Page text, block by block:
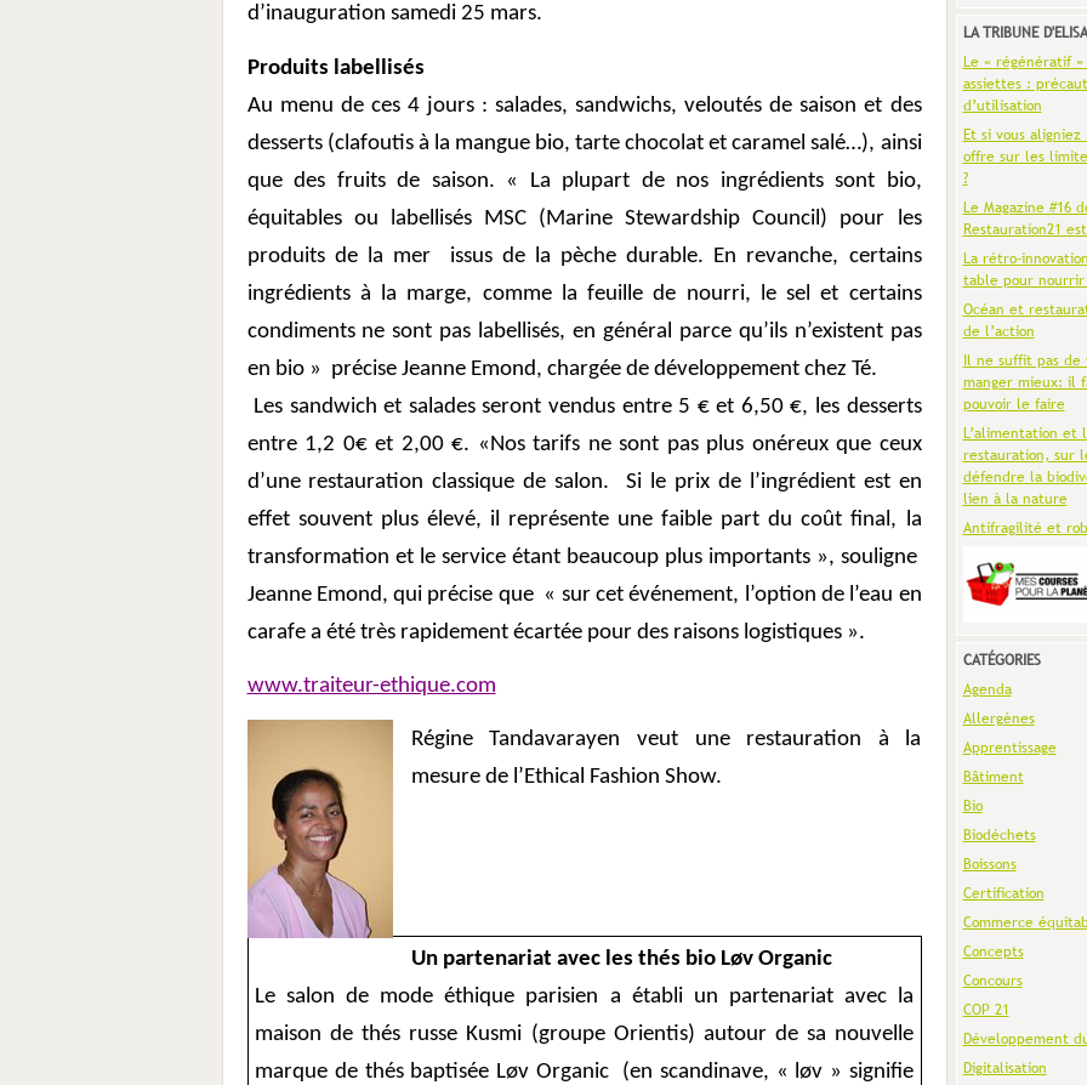
d’inauguration samedi 25 mars.
Produits labellisés
Au menu de ces 4 jours : salades, sandwichs, veloutés de saison et des
desserts (clafoutis à la mangue bio, tarte chocolat et caramel salé…), ainsi
que des fruits de saison. « La plupart de nos ingrédients sont bio,
équitables ou labellisés MSC (Marine Stewardship Council) pour les
produits de la mer
issus de la pèche durable. En revanche, certains
ingrédients à la marge, comme la feuille de nourri, le sel et certains
condiments ne sont pas labellisés, en général parce qu’ils n’existent pas
en bio » précise Jeanne Emond, chargée de développement chez Té.
Les sandwich et salades seront vendus entre 5 € et 6,50 €, les desserts
entre 1,2 0€ et 2,00 €. «Nos tarifs ne sont pas plus onéreux que ceux
d’une restauration classique de salon.
Si le prix de l’ingrédient est en
effet souvent plus élevé, il représente une faible part du coût final, la
transformation et le service étant beaucoup plus importants », souligne
Jeanne Emond, qui précise que « sur cet événement, l’option de l’eau en
carafe a été très rapidement écartée pour des raisons logistiques ».
www.traiteur-ethique.com
Régine Tandavarayen veut une restauration à la
mesure de l’Ethical Fashion Show.
Un partenariat avec les thés bio Løv Organic
Le salon de mode éthique parisien a établi un partenariat avec la
maison de thés russe Kusmi (groupe Orientis) autour de sa nouvelle
marque de thés baptisée Løv Organic
(en scandinave, « løv » signifie
LA TRIBUNE
Le « régénératif »
assiettes :
d’utilisation
Et si vous aligniez
offre sur les
?
Le Magazine #16
Restauration21
La rétro-
table pour
Océan et
de l’action
Il ne suffit pas de
manger mieux: il
pouvoir le faire
L’alimentation et
restauration, sur
défendre la
lien à la nature
Antifragilité et
CATÉGORIES
Agenda
Allergènes
Apprentissage
Bâtiment
Bio
Biodéchets
Boissons
Certification
Commerce
Concepts
Concours
COP 21
Développement
Digitalisation